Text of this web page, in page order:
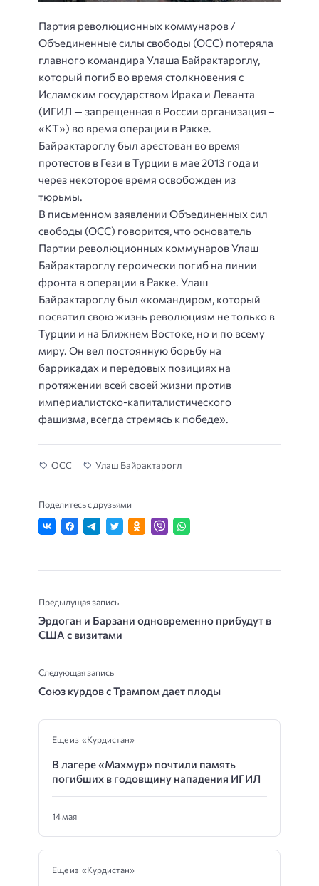
Партия революционных коммунаров /
Объединенные силы свободы (ОСС) потеряла
главного командира Улаша Байрактароглу,
который погиб во время столкновения с
Исламским государством Ирака и Леванта
(ИГИЛ — запрещенная в России организация –
«КТ») во время операции в Ракке.
Байрактароглу был арестован во время
протестов в Гези в Турции в мае 2013 года и
через некоторое время освобожден из
тюрьмы.
В письменном заявлении Объединенных сил
свободы (ОСС) говорится, что основатель
Партии революционных коммунаров Улаш
Байрактароглу героически погиб на линии
фронта в операции в Ракке. Улаш
Байрактароглу был «командиром, который
посвятил свою жизнь революциям не только в
Турции и на Ближнем Востоке, но и по всему
миру. Он вел постоянную борьбу на
баррикадах и передовых позициях на
протяжении всей своей жизни против
империалистско-капиталистического
фашизма, всегда стремясь к победе».
ОСС Улаш Байрактарогл
Поделитесь с друзьями
Предыдущая запись
Эрдоган и Барзани одновременно прибудут в
США с визитами
Следующая запись
Союз курдов с Трампом дает плоды
Еще из «Курдистан»
В лагере «Махмур» почтили память
погибших в годовщину нападения ИГИЛ
14 мая
Еще из «Курдистан»